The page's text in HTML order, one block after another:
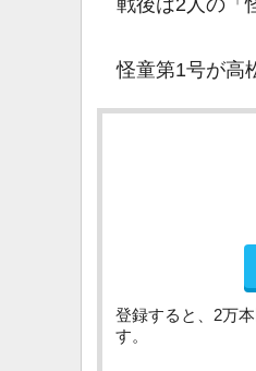
怪童第1号が高
登録すると、2万
す。